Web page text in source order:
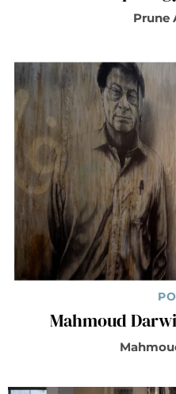
Prune
Mahmoud